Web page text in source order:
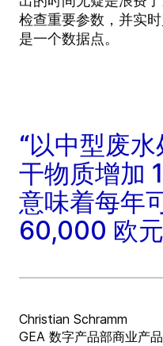
检查重要参数，并实
是一个数据点。
“以中型废水
干物质增加
意味着每年
60,000 欧
Christian Schramm
GEA 数字产品部商业产